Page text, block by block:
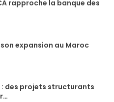
rapproche la banque des
expansion au Maroc
: des projets structurants